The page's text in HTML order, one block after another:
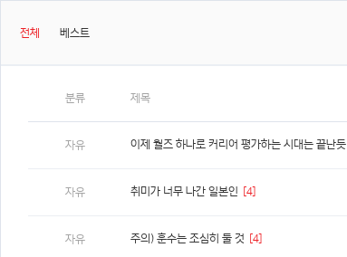
전체 베스트
분류 제목
자유 이제 월즈 하나로 커리어 평가하는 시대는 끝난듯
자유 취미가 너무 나간 일본인 [4]
자유 주의) 훈수는 조심히 둘 것 [4]